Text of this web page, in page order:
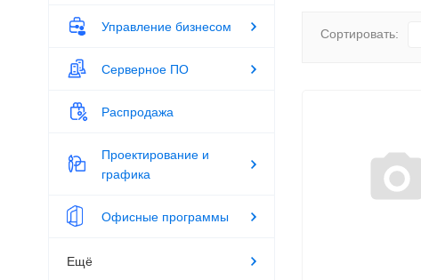
Сортировать:
Управление бизнесом
Серверное ПО
Распродажа
Проектирование и
графика
Офисные программы
Ещё